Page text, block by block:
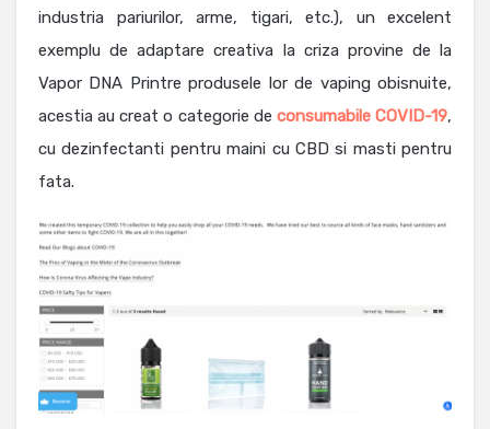
industria pariurilor, arme, tigari, etc.), un excelent
exemplu de adaptare creativa la criza provine de la
Vapor DNA Printre produsele lor de vaping obisnuite,
acestia au creat o categorie de consumabile COVID-19,
cu dezinfectanti pentru maini cu CBD si masti pentru
fata.